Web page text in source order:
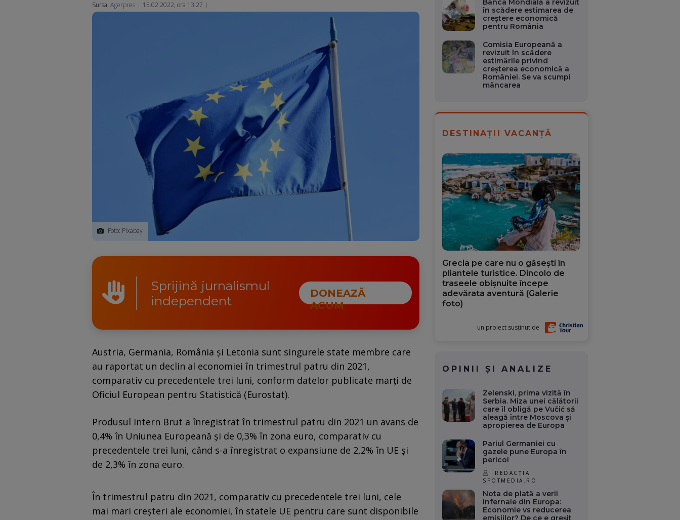
Sursa: Agerpres 15.02.2022, ora 13:27
Foto: Pixabay
Sprijină jurnalismul
independent
DONEAZĂ
ACUM
Austria, Germania, România şi Letonia sunt singurele state membre care
au raportat un declin al economiei în trimestrul patru din 2021,
comparativ cu precedentele trei luni, conform datelor publicate marţi de
Oficiul European pentru Statistică (Eurostat).
Produsul Intern Brut a înregistrat în trimestrul patru din 2021 un avans de
0,4% în Uniunea Europeană şi de 0,3% în zona euro, comparativ cu
precedentele trei luni, când s-a înregistrat o expansiune de 2,2% în UE şi
de 2,3% în zona euro.
În trimestrul patru din 2021, comparativ cu precedentele trei luni, cele
mai mari creşteri ale economiei, în statele UE pentru care sunt disponibile
în scădere estimarea de
creştere economică
pentru România
Comisia Europeană a
revizuit în scădere
estimările privind
creşterea economică a
României. Se va scumpi
mâncarea
DESTINAȚII VACANȚĂ
Grecia pe care nu o găsești în
pliantele turistice. Dincolo de
traseele obișnuite începe
adevărata aventură (Galerie
foto)
un proiect susținut de
OPINII ȘI ANALIZE
Zelenski, prima vizită în
Serbia. Miza unei călătorii
care îl obligă pe Vučić să
aleagă între Moscova și
apropierea de Europa
Pariul Germaniei cu
gazele pune Europa în
pericol
REDACȚIA
SPOTMEDIA.RO
Nota de plată a verii
infernale din Europa:
Economie vs reducerea
emisiilor? De ce e greșit